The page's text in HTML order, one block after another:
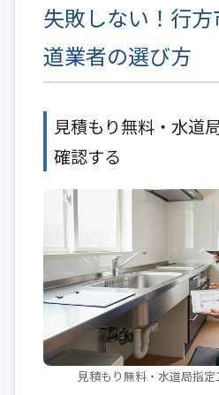
失敗しない！行
道業者の選び方
見積もり無料・水道
確認する
見積もり無料・水道局指